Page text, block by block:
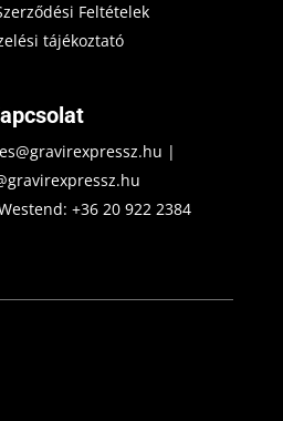
Feltételek
tájékoztató
|
+36 20 922 2384